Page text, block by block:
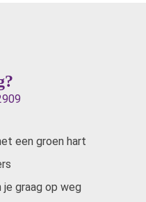
een groen hart
je graag op weg